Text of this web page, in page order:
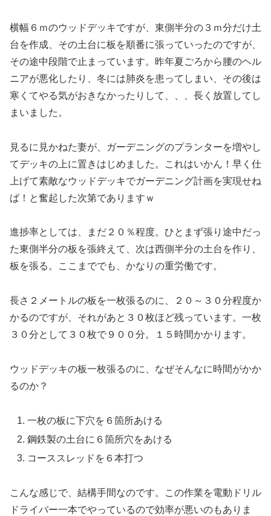
横幅６ｍのウッドデッキですが、東側半分の３ｍ分だけ土
台を作成、その土台に板を順番に張っていったのですが、
その途中段階で止まっています。昨年夏ごろから腰のヘル
ニアが悪化したり、冬には肺炎を患ってしまい、その後は
寒くてやる気がおきなかったりして、、、長く放置してし
まいました。
見るに見かねた妻が、ガーデニングのプランターを増やし
てデッキの上に置きはじめました。これはいかん！早く仕
上げて素敵なウッドデッキでガーデニング計画を実現せね
ば！と奮起した次第でありますｗ
進捗率としては、まだ２０％程度。ひとまず張り途中だっ
た東側半分の板を張終えて、次は西側半分の土台を作り、
板を張る。ここまででも、かなりの重労働です。
長さ２メートルの板を一枚張るのに、２０～３０分程度か
かるのですが、それがあと３０枚ほど残っています。一枚
３０分として３０枚で９００分。１５時間かかります。
ウッドデッキの板一枚張るのに、なぜそんなに時間がかか
るのか？
一枚の板に下穴を６箇所あける
鋼鉄製の土台に６箇所穴をあける
コーススレッドを６本打つ
こんな感じで、結構手間なのです。この作業を電動ドリル
ドライバー一本でやっているので効率が悪いのもありま